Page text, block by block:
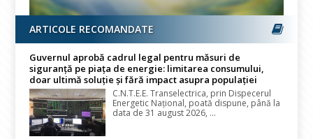
ARTICOLE RECOMANDATE
Guvernul aprobă cadrul legal pentru măsuri de
siguranță pe piața de energie: limitarea consumului,
doar ultimă soluție și fără impact asupra populației
C.N.T.E.E. Transelectrica, prin Dispecerul
Energetic Național, poată dispune, până la
data de 31 august 2026, ...